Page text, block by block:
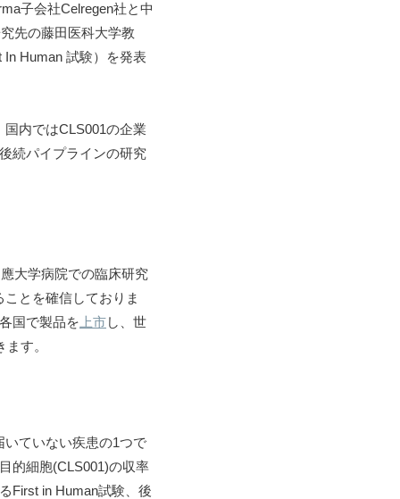
子会社Celregen社と中
先の藤田医科大学教
Human 試験）を発表
内ではCLS001の企業
続パイプラインの研究
大学病院での臨床研究
とを確信しておりま
国で製品を 上市し、世
す。
ていない疾患の1つで
的細胞(CLS001)の収率
First in Human試験、後